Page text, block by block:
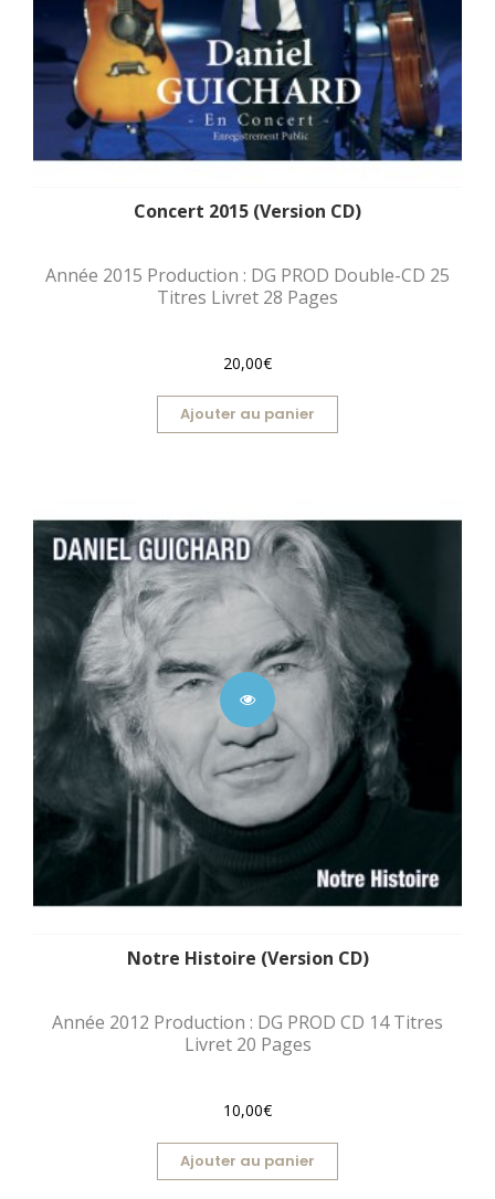
Concert 2015 (Version CD)
Année 2015 Production : DG PROD Double-CD 25
Titres Livret 28 Pages
20,00€
Ajouter au panier
Notre Histoire (Version CD)
Année 2012 Production : DG PROD CD 14 Titres
Livret 20 Pages
10,00€
Ajouter au panier